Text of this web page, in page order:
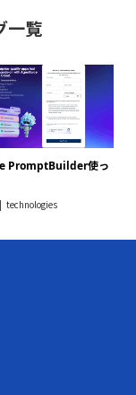
一覧
PromptBuilder使っ
technologies